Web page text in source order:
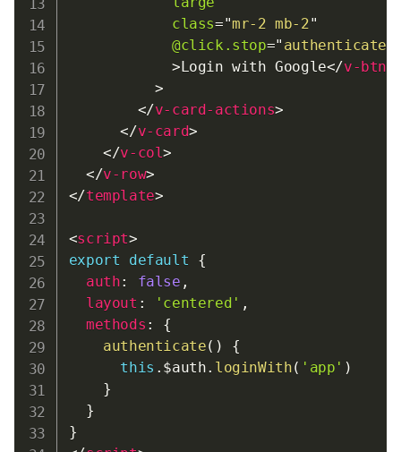
class="mr-2 mb-2"
@click.stop=" authenticate
>Login with Google</v-btn
>
</v-card-actions>
</v-card>
</v-col>
</v-row>
</template>
<script>
export
default
{
auth: false ,
layout : 'centered' ,
methods :
{
authenticate( )
{
this . $auth. loginWith( 'app' )
}
}
}